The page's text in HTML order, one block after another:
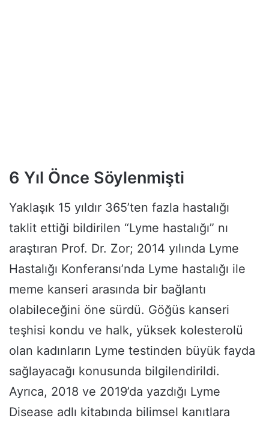
6 Yıl Önce Söylenmişti
Yaklaşık 15 yıldır 365’ten fazla hastalığı
taklit ettiği bildirilen “Lyme hastalığı” nı
araştıran Prof. Dr. Zor; 2014 yılında Lyme
Hastalığı Konferansı’nda Lyme hastalığı ile
meme kanseri arasında bir bağlantı
olabileceğini öne sürdü. Göğüs kanseri
teşhisi kondu ve halk, yüksek kolesterolü
olan kadınların Lyme testinden büyük fayda
sağlayacağı konusunda bilgilendirildi.
Ayrıca, 2018 ve 2019’da yazdığı Lyme
Disease adlı kitabında bilimsel kanıtlara